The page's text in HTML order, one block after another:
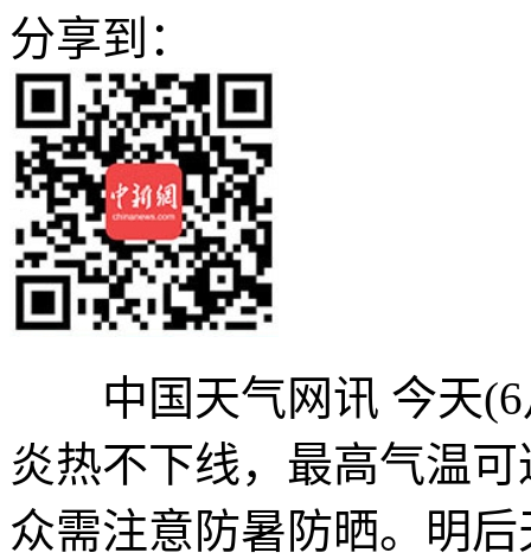
分享到：
中国天气网讯 今天(6
炎热不下线，最高气温
众需注意防暑防晒。明